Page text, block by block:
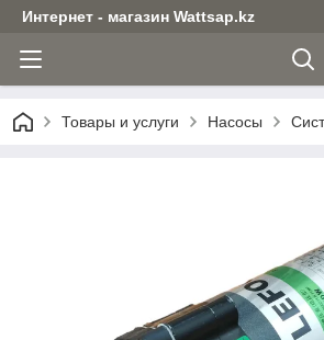
Интернет - магазин Wattsap.kz
Товары и услуги Насосы